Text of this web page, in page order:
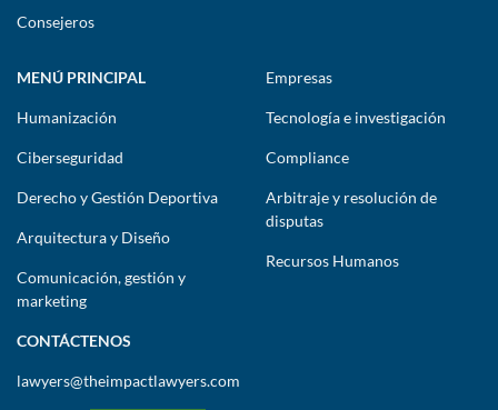
Consejeros
MENÚ PRINCIPAL
Humanización
Ciberseguridad
Derecho y Gestión Deportiva
Arquitectura y Diseño
Comunicación, gestión y
marketing
Empresas
Tecnología e investigación
Compliance
Arbitraje y resolución de
disputas
Recursos Humanos
CONTÁCTENOS
lawyers@theimpactlawyers.com